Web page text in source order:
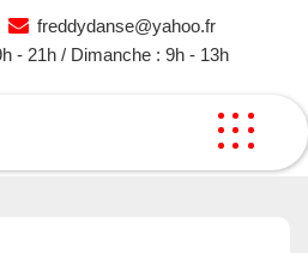
freddydanse@yahoo.fr
- 21h / Dimanche : 9h - 13h